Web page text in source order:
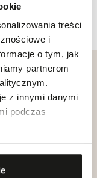
treści
i
o tym, jak
partnerom
z innymi danymi
podczas